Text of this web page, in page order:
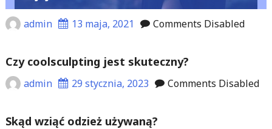
admin 13 maja, 2021 Comments Disabled
Czy coolsculpting jest skuteczny?
admin 29 stycznia, 2023 Comments Disabled
Skąd wziąć odzież używaną?